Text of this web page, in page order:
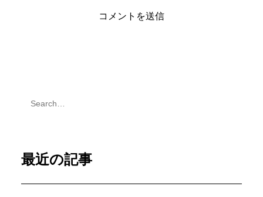
最近の記事